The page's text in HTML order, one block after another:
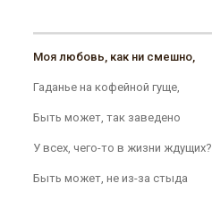
Моя любовь, как ни смешно,
Гаданье на кофейной гуще,
Быть может, так заведено
У всех, чего-то в жизни ждущих?
Быть может, не из-за стыда